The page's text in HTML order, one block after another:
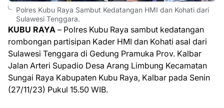
Polres Kubu Raya Sambut Kedatangan HMI dan Kohati dari
Sulawesi Tenggara.
KUBU RAYA – Polres Kubu Raya sambut kedatangan
rombongan partisipan Kader HMI dan Kohati asal dari
Sulawesi Tenggara di Gedung Pramuka Prov. Kalbar
Jalan Arteri Supadio Desa Arang Limbung Kecamatan
Sungai Raya Kabupaten Kubu Raya, Kalbar pada Senin
(27/11/23) Pukul 15.50 WIB.